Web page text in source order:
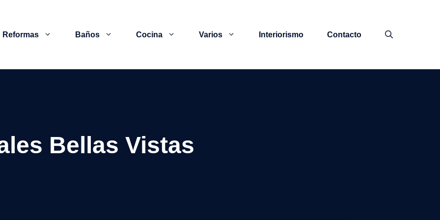
Reformas Baños Cocina Varios Interiorismo Contacto
Bellas Vistas